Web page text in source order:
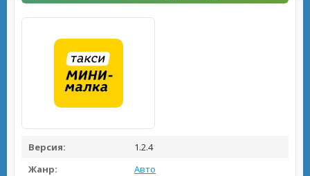
Версия:
1.2.4
Жанр:
Авто